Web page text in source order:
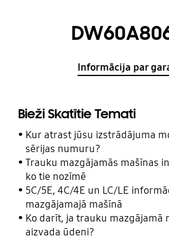
Informācija par
Bieži Skatītie Temati
Kur atrast jūsu izstrādājuma
sērijas numuru?
Trauku mazgājamās mašīnas
ko tie nozīmē
5C/5E, 4C/4E un LC/LE
mazgājamajā mašīnā
Ko darīt, ja trauku mazgājamā
aizvada ūdeni?